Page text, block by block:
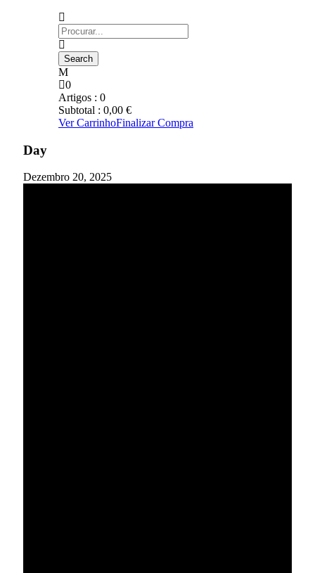
0
Artigos : 0
Subtotal : 0,00 €
Ver CarrinhoFinalizar Compra
Day
Dezembro 20, 2025